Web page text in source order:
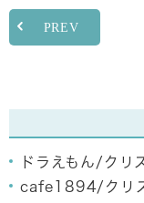
PREV
ドラえもん/クリ
cafe1894/クリ